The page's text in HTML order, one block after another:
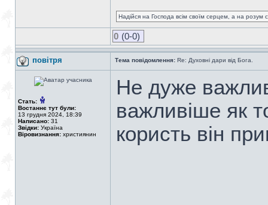
Надійся на Господа всім своїм серцем, а на розум
0 (0-0)
повітря Тема повідомлення: Re: Духовні дари від Бога.
Стать:
Востаннє тут були:
13 грудня 2024, 18:39
Написано: 31
Звідки: Україна
Віровизнання: християнин
Не дуже
важливіше як
користь він